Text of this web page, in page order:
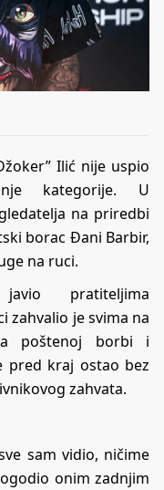
Ilić nije uspio
kategorije. U
na priredbi
borac Đani Barbir,
na ruci.
pratiteljima
zahvalio je svima na
poštenoj borbi i
pred kraj ostao bez
zahvata.
sam vidio, ničime
onim zadnjim